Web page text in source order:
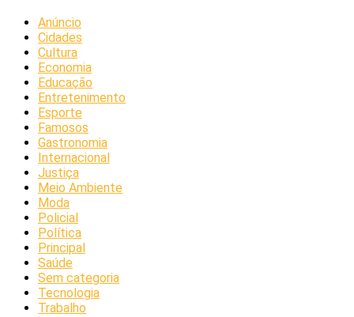
Anúncio
Cidades
Cultura
Economia
Educação
Entretenimento
Esporte
Famosos
Gastronomia
Internacional
Justiça
Meio Ambiente
Moda
Policial
Política
Principal
Saúde
Sem categoria
Tecnologia
Trabalho